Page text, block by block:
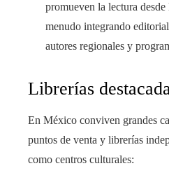
promueven la lectura desde
menudo integrando
autores regionales y
Librerías
En México conviven grandes
puntos de venta y librerías
como centros culturales: